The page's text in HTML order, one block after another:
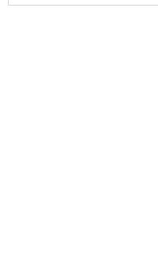
（培